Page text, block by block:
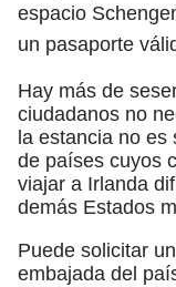
espacio
un pasaporte
Hay más de
ciudadanos no
la estancia no es
de países cuyos
viajar a Irlanda
demás Estados
Puede solicitar
embajada del